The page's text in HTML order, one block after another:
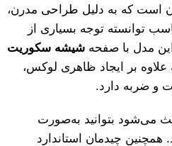
است که به دلیل طراحی مدرن،
توانسته توجه بسیاری از
مدل با صفحه شیشه سکوریت
بر ایجاد ظاهری لوکس،
و ضربه دارد.
می‌شود بتوانید به‌صورت
همچنین چیدمان استاندارد